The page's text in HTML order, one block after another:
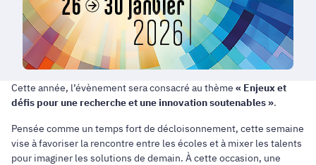
Cette année, l’évènement sera consacré au thème « Enjeux et
défis pour une recherche et une innovation soutenables ».
Pensée comme un temps fort de décloisonnement, cette semaine
vise à favoriser la rencontre entre les écoles et à mixer les talents
pour imaginer les solutions de demain. À cette occasion, une